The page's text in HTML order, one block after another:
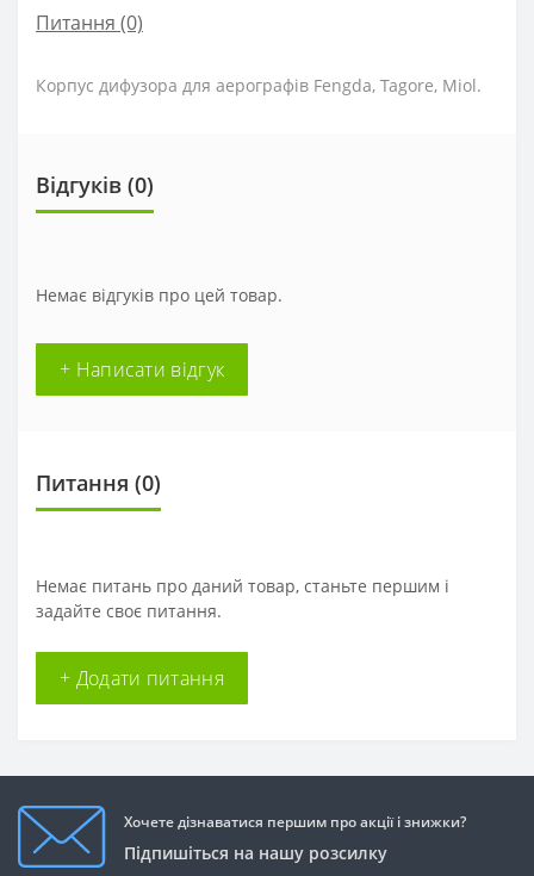
Питання (0)
Корпус дифузора для аерографів Fengda, Tagore, Miol.
Відгуків (0)
Немає відгуків про цей товар.
+ Написати відгук
Питання (0)
Немає питань про даний товар, станьте першим і
задайте своє питання.
+ Додати питання
Хочете дізнаватися першим про акції і знижки?
Підпишіться на нашу розсилку